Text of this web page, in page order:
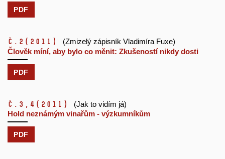
PDF
č.2 (2011)
(Zmizelý zápisník Vladimíra Fuxe)
Člověk míní, aby bylo co měnit: Zkušeností nikdy dosti
PDF
č.3,4 (2011)
(Jak to vidím já)
Hold neznámým vinařům - výzkumníkům
PDF